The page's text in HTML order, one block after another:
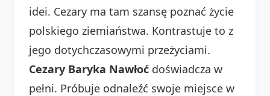
idei. Cezary ma tam szansę poznać życie
polskiego ziemiaństwa. Kontrastuje to z
jego dotychczasowymi przeżyciami.
Cezary Baryka Nawłoć doświadcza w
pełni. Próbuje odnaleźć swoje miejsce w